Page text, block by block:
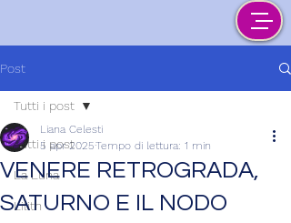
Post
Tutti i post
La Luna
Lilith
Tutti i post
VENERE RETROGRADA,
SATURNO E IL NODO
Liana Celesti
5 apr 2025Tempo di lettura: 1 min